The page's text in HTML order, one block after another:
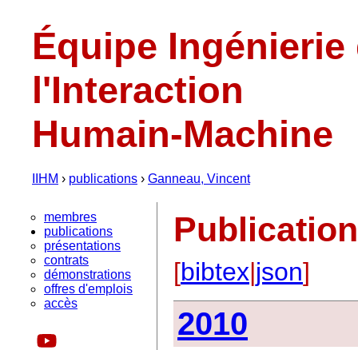
Équipe Ingénierie
l'Interaction
Humain-Machine
IIHM › publications › Ganneau, Vincent
membres
publications
présentations
contrats
démonstrations
offres d'emplois
accès
[bibtex|json]
2010